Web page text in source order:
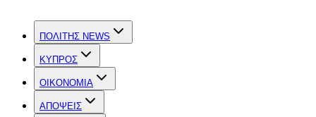
ΠΟΛΙΤΗΣ NEWS
ΚΥΠΡΟΣ
OIKONOMIA
ΑΠΟΨΕΙΣ